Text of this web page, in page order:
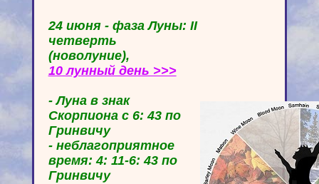
24 июня - фаза Луны: II
четверть
(новолуние),
10 лунный день >>>
- Луна в знак
Скорпиона с 6: 43 по
Гринвичу
- неблагоприятное
время: 4: 11-6: 43 по
Гринвичу